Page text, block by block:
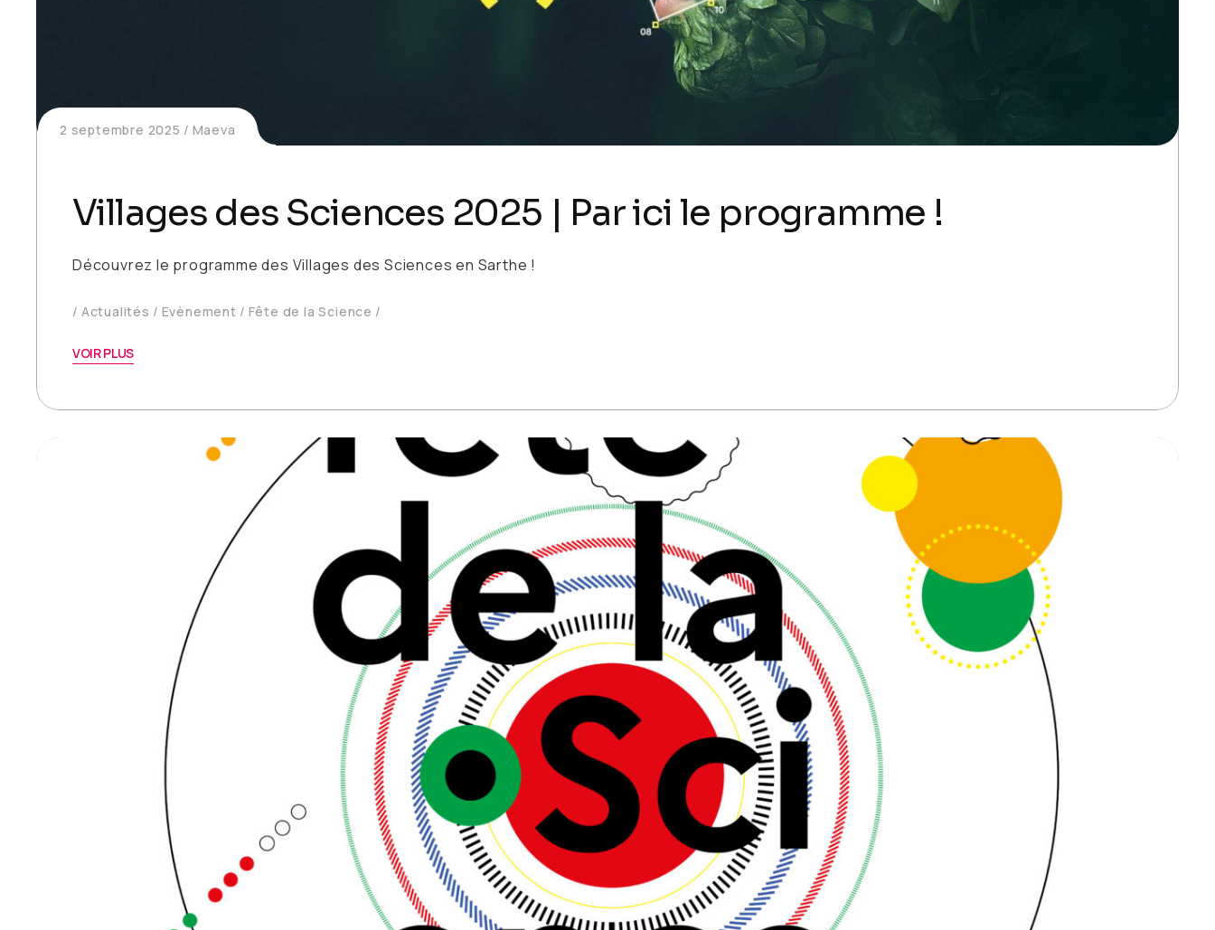
2 septembre 2025 Maeva
Villages des Sciences 2025 | Par ici le programme !
Découvrez le programme des Villages des Sciences en Sarthe !
Actualités Evènement Fête de la Science
VOIR PLUS